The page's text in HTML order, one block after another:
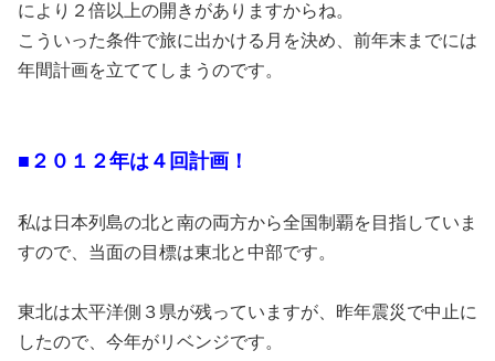
により２倍以上の開きがありますからね。
こういった条件で旅に出かける月を決め、前年末までには
年間計画を立ててしまうのです。
■２０１２年は４回計画！
私は日本列島の北と南の両方から全国制覇を目指していま
すので、当面の目標は東北と中部です。
東北は太平洋側３県が残っていますが、昨年震災で中止に
したので、今年がリベンジです。